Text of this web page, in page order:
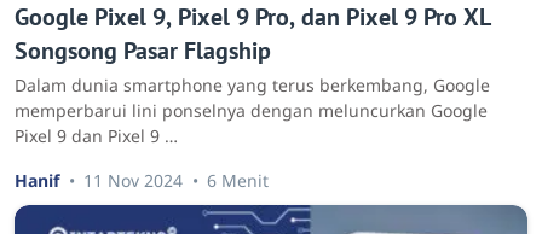
Google Pixel 9, Pixel 9 Pro, dan Pixel 9 Pro XL
Songsong Pasar Flagship
Dalam dunia smartphone yang terus berkembang, Google
memperbarui lini ponselnya dengan meluncurkan Google
Pixel 9 dan Pixel 9 …
Hanif
11 Nov 2024 6 Menit